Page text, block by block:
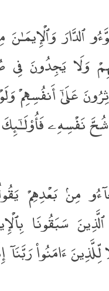
ٱلدَّارَ
وَلَا يَجِدُونَ
عَلَىٰٓ أَنفُسِهِمْ
نَفْسِهِۦ
مِنۢ بَعْدِهِمْ
سَبَقُونَا
لِّلَّذِينَ ءَامَنُوا۟